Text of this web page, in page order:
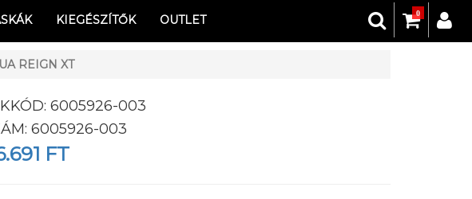
0
KIEGÉSZÍTŐK OUTLET
REIGN XT
6005926-003
6005926-003
FT